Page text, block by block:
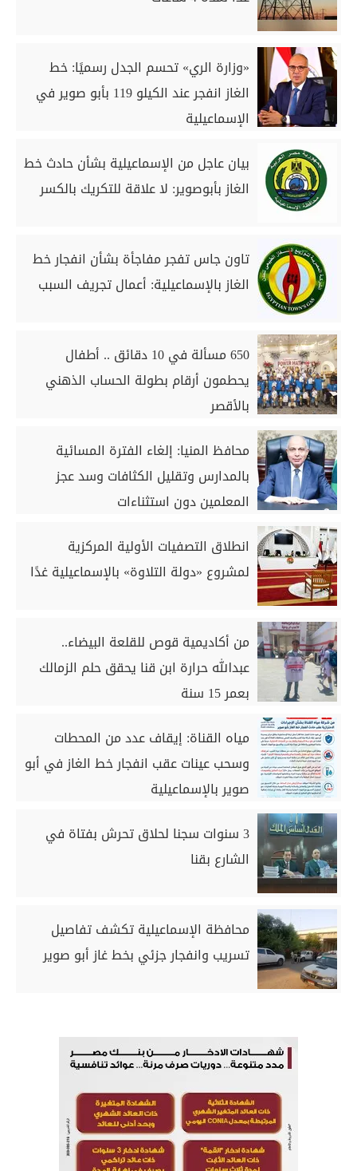
«وزارة الري» تحسم الجدل رسميًا: خط
الغاز انفجر عند الكيلو 119 بأبو صوير في
الإسماعيلية
بيان عاجل من الإسماعيلية بشأن حادث خط
الغاز بأبوصوير: لا علاقة للتكريك بالكسر
تاون جاس تفجر مفاجأة بشأن انفجار خط
الغاز بالإسماعيلية: أعمال تجريف السبب
650 مسألة في 10 دقائق .. أطفال
يحطمون أرقام بطولة الحساب الذهني
بالأقصر
محافظ المنيا: إلغاء الفترة المسائية
بالمدارس وتقليل الكثافات وسد عجز
المعلمين دون استثناءات
انطلاق التصفيات الأولية المركزية
لمشروع «دولة التلاوة» بالإسماعيلية غدًا
من أكاديمية قوص للقلعة البيضاء..
عبدالله حرارة ابن قنا يحقق حلم الزمالك
بعمر 15 سنة
مياه القناة: إيقاف عدد من المحطات
وسحب عينات عقب انفجار خط الغاز في أبو
صوير بالإسماعيلية
3 سنوات سجنا لحلاق تحرش بفتاة في
الشارع بقنا
محافظة الإسماعيلية تكشف تفاصيل
تسريب وانفجار جزئي بخط غاز أبو صوير